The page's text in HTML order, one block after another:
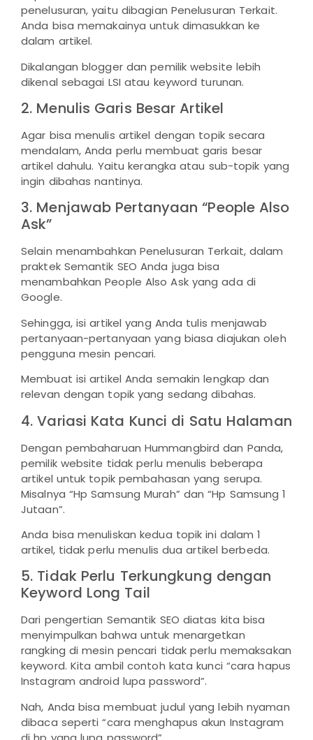
penelusuran, yaitu dibagian Penelusuran Terkait.
Anda bisa memakainya untuk dimasukkan ke
dalam artikel.
Dikalangan blogger dan pemilik website lebih
dikenal sebagai LSI atau keyword turunan.
2. Menulis Garis Besar Artikel
Agar bisa menulis artikel dengan topik secara
mendalam, Anda perlu membuat garis besar
artikel dahulu. Yaitu kerangka atau sub-topik yang
ingin dibahas nantinya.
3. Menjawab Pertanyaan “People Also
Ask”
Selain menambahkan Penelusuran Terkait, dalam
praktek Semantik SEO Anda juga bisa
menambahkan People Also Ask yang ada di
Google.
Sehingga, isi artikel yang Anda tulis menjawab
pertanyaan-pertanyaan yang biasa diajukan oleh
pengguna mesin pencari.
Membuat isi artikel Anda semakin lengkap dan
relevan dengan topik yang sedang dibahas.
4. Variasi Kata Kunci di Satu Halaman
Dengan pembaharuan Hummangbird dan Panda,
pemilik website tidak perlu menulis beberapa
artikel untuk topik pembahasan yang serupa.
Misalnya “Hp Samsung Murah” dan “Hp Samsung 1
Jutaan”.
Anda bisa menuliskan kedua topik ini dalam 1
artikel, tidak perlu menulis dua artikel berbeda.
5. Tidak Perlu Terkungkung dengan
Keyword Long Tail
Dari pengertian Semantik SEO diatas kita bisa
menyimpulkan bahwa untuk menargetkan
rangking di mesin pencari tidak perlu memaksakan
keyword. Kita ambil contoh kata kunci “cara hapus
Instagram android lupa password”.
Nah, Anda bisa membuat judul yang lebih nyaman
dibaca seperti “cara menghapus akun Instagram